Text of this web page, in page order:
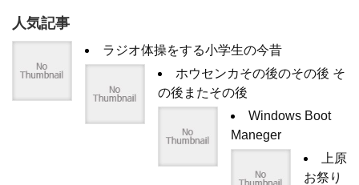
人気記事
ラジオ体操をする小学生の今昔
ホウセンカその後のその後 そ
の後またその後
Windows Boot
Maneger
上原
お祭り